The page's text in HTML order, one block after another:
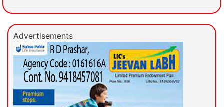
Advertisements